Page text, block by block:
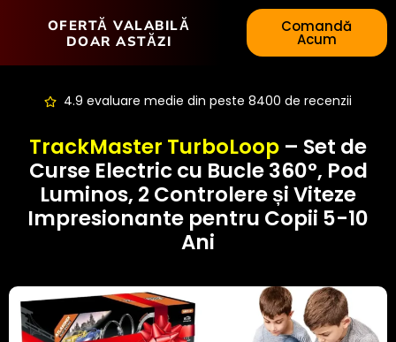
OFERTĂ VALABILĂ
DOAR ASTĂZI
Comandă
Acum
4.9 evaluare medie din peste 8400 de recenzii
TrackMaster TurboLoop – Set de
Curse Electric cu Bucle 360°, Pod
Luminos, 2 Controlere și Viteze
Impresionante pentru Copii 5-10
Ani